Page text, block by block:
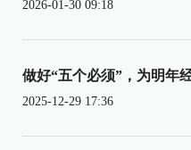
2026-01-30 09:18
做好“五个必须”，为明年
2025-12-29 17:36